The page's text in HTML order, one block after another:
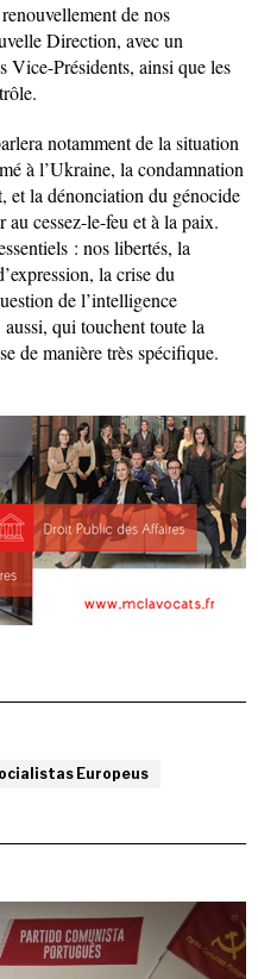
de nos
Direction, avec un
Vice-Présidents, ainsi que les
notamment de la situation
à l’Ukraine, la condamnation
et la dénonciation du génocide
cessez-le-feu et à la paix.
: nos libertés, la
la crise du
de l’intelligence
qui touchent toute la
de manière très spécifique.
Europeus